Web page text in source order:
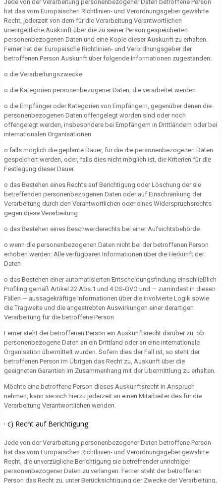
Jede von der Verarbeitung personenbezogener Daten betroffene Person
hat das vom Europäischen Richtlinien- und Verordnungsgeber gewährte
Recht, jederzeit von dem für die Verarbeitung Verantwortlichen
unentgeltliche Auskunft über die zu seiner Person gespeicherten
personenbezogenen Daten und eine Kopie dieser Auskunft zu erhalten.
Ferner hat der Europäische Richtlinien- und Verordnungsgeber der
betroffenen Person Auskunft über folgende Informationen zugestanden:
o die Verarbeitungszwecke
o die Kategorien personenbezogener Daten, die verarbeitet werden
o die Empfänger oder Kategorien von Empfängern, gegenüber denen die
personenbezogenen Daten offengelegt worden sind oder noch
offengelegt werden, insbesondere bei Empfängern in Drittländern oder bei
internationalen Organisationen
o falls möglich die geplante Dauer, für die die personenbezogenen Daten
gespeichert werden, oder, falls dies nicht möglich ist, die Kriterien für die
Festlegung dieser Dauer
o das Bestehen eines Rechts auf Berichtigung oder Löschung der sie
betreffenden personenbezogenen Daten oder auf Einschränkung der
Verarbeitung durch den Verantwortlichen oder eines Widerspruchsrechts
gegen diese Verarbeitung
o das Bestehen eines Beschwerderechts bei einer Aufsichtsbehörde
o wenn die personenbezogenen Daten nicht bei der betroffenen Person
erhoben werden: Alle verfügbaren Informationen über die Herkunft der
Daten
o das Bestehen einer automatisierten Entscheidungsfindung einschließlich
Profiling gemäß Artikel 22 Abs.1 und 4 DS-GVO und — zumindest in diesen
Fällen — aussagekräftige Informationen über die involvierte Logik sowie
die Tragweite und die angestrebten Auswirkungen einer derartigen
Verarbeitung für die betroffene Person
Ferner steht der betroffenen Person ein Auskunftsrecht darüber zu, ob
personenbezogene Daten an ein Drittland oder an eine internationale
Organisation übermittelt wurden. Sofern dies der Fall ist, so steht der
betroffenen Person im Übrigen das Recht zu, Auskunft über die
geeigneten Garantien im Zusammenhang mit der Übermittlung zu erhalten.
Möchte eine betroffene Person dieses Auskunftsrecht in Anspruch
nehmen, kann sie sich hierzu jederzeit an einen Mitarbeiter des für die
Verarbeitung Verantwortlichen wenden.
· c) Recht auf Berichtigung
Jede von der Verarbeitung personenbezogener Daten betroffene Person
hat das vom Europäischen Richtlinien- und Verordnungsgeber gewährte
Recht, die unverzügliche Berichtigung sie betreffender unrichtiger
personenbezogener Daten zu verlangen. Ferner steht der betroffenen
Person das Recht zu, unter Berücksichtigung der Zwecke der Verarbeitung,